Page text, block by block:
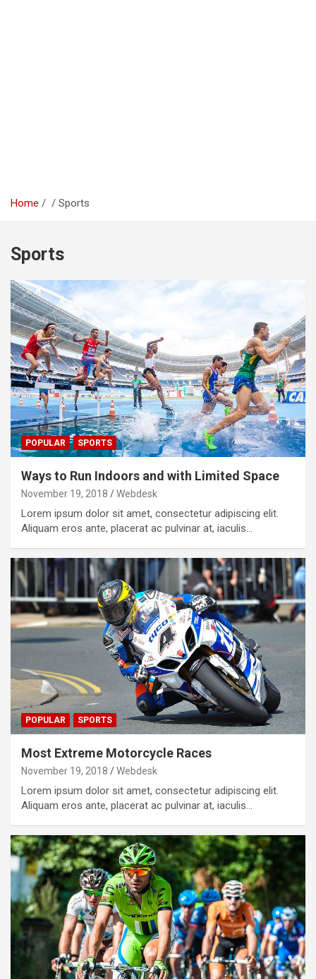
Home Sports
Sports
POPULAR SPORTS
Ways to Run Indoors and with Limited Space
November 19, 2018 Webdesk
Lorem ipsum dolor sit amet, consectetur adipiscing elit.
Aliquam eros ante, placerat ac pulvinar at, iaculis…
POPULAR SPORTS
Most Extreme Motorcycle Races
November 19, 2018 Webdesk
Lorem ipsum dolor sit amet, consectetur adipiscing elit.
Aliquam eros ante, placerat ac pulvinar at, iaculis…